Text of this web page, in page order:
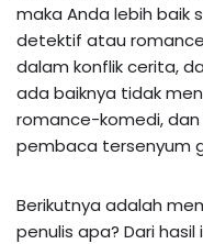
maka Anda lebih baik
detektif atau
dalam konflik cerita,
ada baiknya tidak
romance-komedi,
pembaca tersenyum
Berikutnya adalah
penulis apa? Dari